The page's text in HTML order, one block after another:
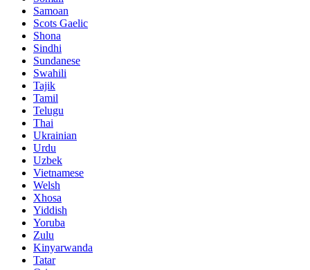
Samoan
Scots Gaelic
Shona
Sindhi
Sundanese
Swahili
Tajik
Tamil
Telugu
Thai
Ukrainian
Urdu
Uzbek
Vietnamese
Welsh
Xhosa
Yiddish
Yoruba
Zulu
Kinyarwanda
Tatar